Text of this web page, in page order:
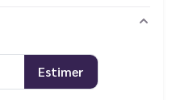
Estimer